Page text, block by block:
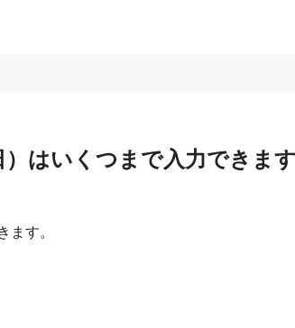
はいくつまで入力できま
ます。